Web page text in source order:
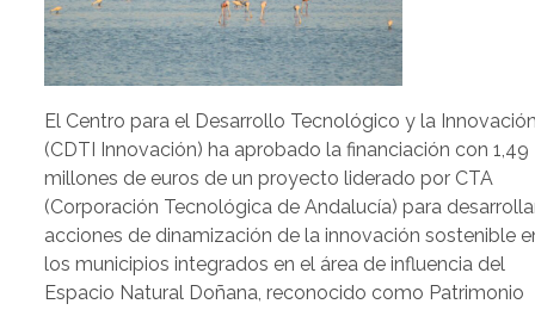
El Centro para el Desarrollo Tecnológico y la
(CDTI Innovación) ha aprobado la financiación con 1,49
millones de euros de un proyecto liderado por CTA
(Corporación Tecnológica de Andalucía) para
acciones de dinamización de la innovación sostenible
los municipios integrados en el área de influencia del
Espacio Natural Doñana, reconocido como Patrimonio